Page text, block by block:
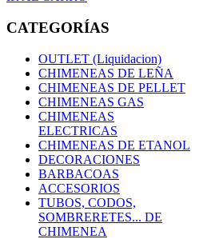
CATEGORÍAS
OUTLET (Liquidacion)
CHIMENEAS DE LEÑA
CHIMENEAS DE PELLET
CHIMENEAS GAS
CHIMENEAS
ELECTRICAS
CHIMENEAS DE ETANOL
DECORACIONES
BARBACOAS
ACCESORIOS
TUBOS, CODOS,
SOMBRERETES... DE
CHIMENEA